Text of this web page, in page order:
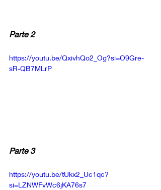
Parte 2
https://youtu.be/QxivhQo2_Og?si=O9Gre-
sR-QB7MLrP
Parte 3
https://youtu.be/tUkx2_Uc1qc?
si=LZNWFvWc6jKA76s7